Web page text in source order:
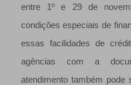
entre 1º e 29 de
condições especiais de
essas facilidades de
agências com a
atendimento também pode